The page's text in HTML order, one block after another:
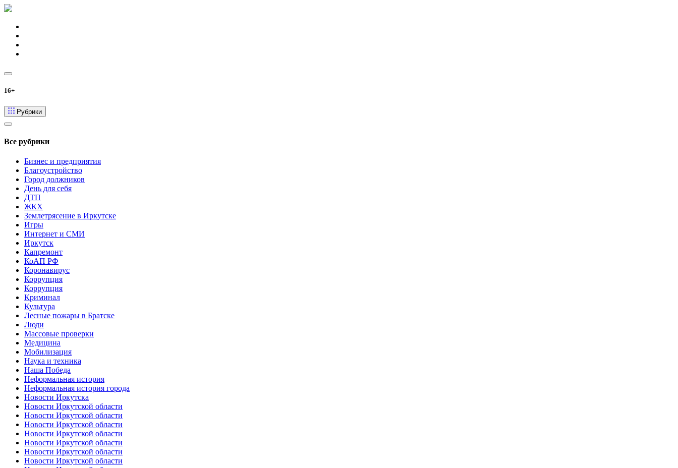
16+
Рубрики
Все рубрики
Бизнес и предприятия
Благоустройство
Город должников
День для себя
ДТП
ЖКХ
Землетрясение в Иркутске
Игры
Интернет и СМИ
Иркутск
Капремонт
КоАП РФ
Коронавирус
Коррупция
Коррупция
Криминал
Культура
Лесные пожары в Братске
Люди
Массовые проверки
Медицина
Мобилизация
Наука и техника
Наша Победа
Неформальная история
Неформальная история города
Новости Иркутска
Новости Иркутской области
Новости Иркутской области
Новости Иркутской области
Новости Иркутской области
Новости Иркутской области
Новости Иркутской области
Новости Иркутской области